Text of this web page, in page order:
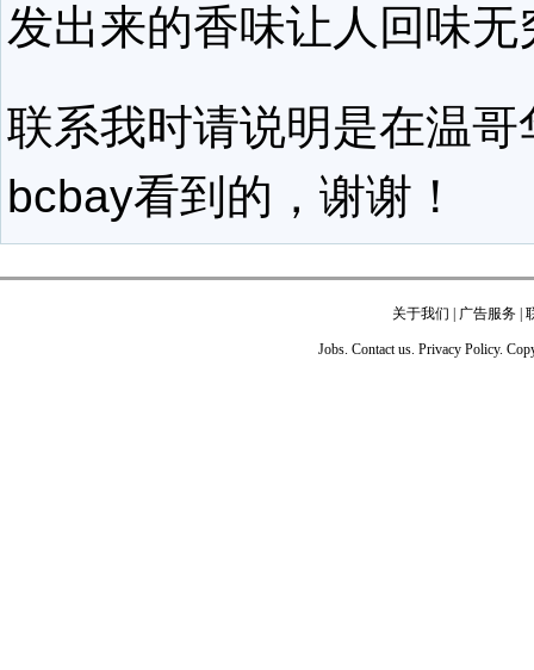
发出来的香味让人回味无
联系我时请说明是在温哥
bcbay看到的，谢谢！
关于我们 广告服务
Jobs. Contact us. Privacy Policy.